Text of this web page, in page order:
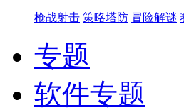
枪战射击 策略塔防 冒险解谜
专题
软件专题